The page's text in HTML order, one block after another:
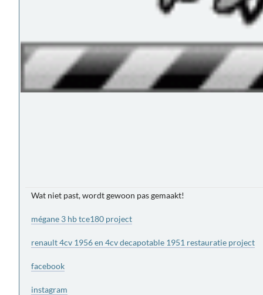
Wat niet past, wordt gewoon pas gemaakt!
mégane 3 hb tce180 project
renault 4cv 1956 en 4cv decapotable 1951 restauratie project
facebook
instagram